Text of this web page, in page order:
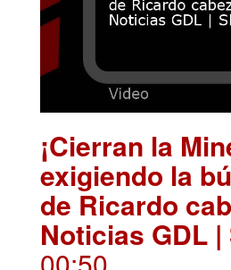
¡Cierran la
exigiendo la
de Ricardo
Noticias GDL